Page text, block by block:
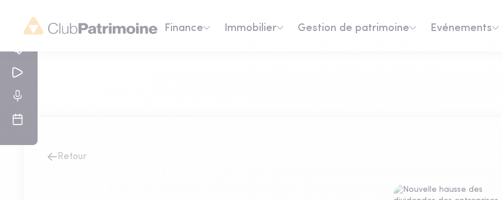
Finance Immobilier Gestion de patrimoine Evénements
Retour